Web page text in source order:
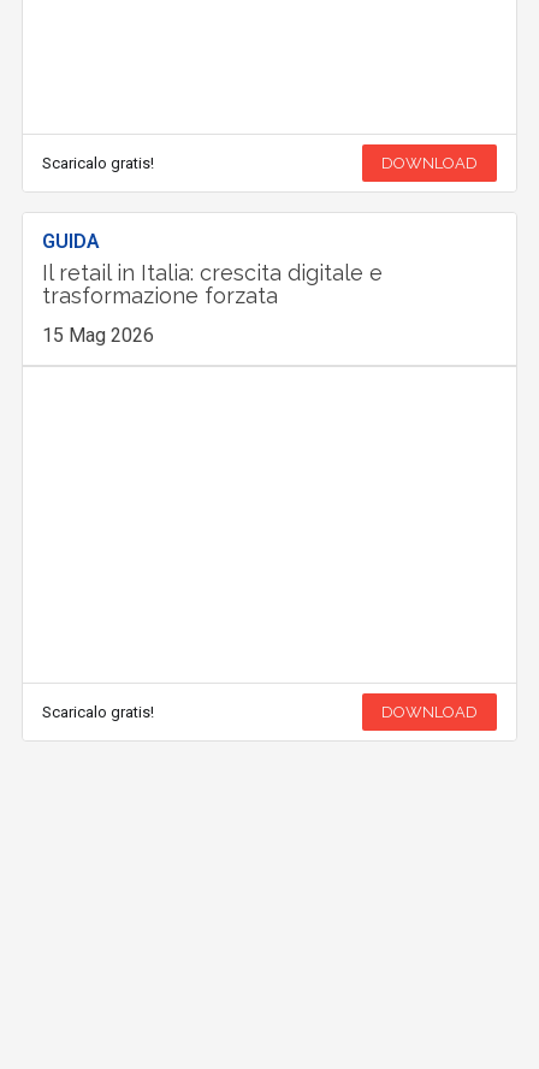
Scaricalo gratis! DOWNLOAD
GUIDA
Il retail in Italia: crescita digitale e
trasformazione forzata
15 Mag 2026
Scaricalo gratis! DOWNLOAD